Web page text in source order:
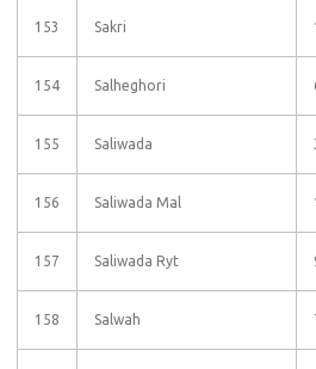
153 Sakri
154 Salheghori
155 Saliwada
156 Saliwada Mal
157 Saliwada Ryt
158 Salwah